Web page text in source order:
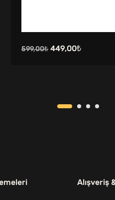
599,00₺ Orijinal
449,00₺Şu
Alışveriş